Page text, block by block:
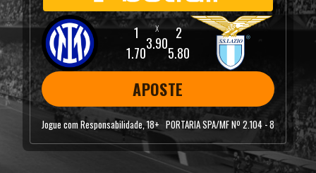
1.70
3.90
5.80
APOSTE
Jogue com Responsabilidade, 18+ PORTARIA SPA/MF Nº 2.104 - 8